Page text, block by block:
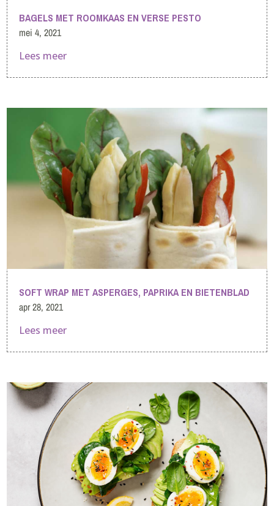
BAGELS MET ROOMKAAS EN VERSE PESTO
mei 4, 2021
Lees meer
SOFT WRAP MET ASPERGES, PAPRIKA EN BIETENBLAD
apr 28, 2021
Lees meer